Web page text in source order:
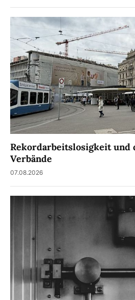
Rekordarbeitslosigkeit und
Verbände
07.08.2026